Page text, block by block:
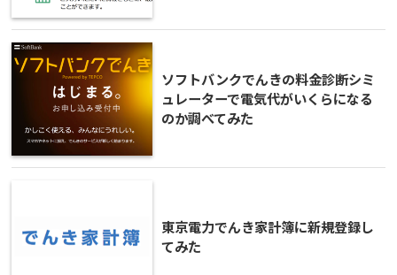
ソフトバンクでんきの料金診断シミ
ュレーターで電気代がいくらになる
のか調べてみた
東京電力でんき家計簿に新規登録し
てみた